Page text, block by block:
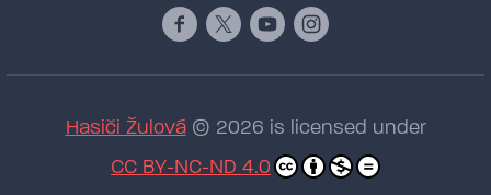
Hasiči Žulová© 2026 is licensed under
CC BY-NC-ND 4.0